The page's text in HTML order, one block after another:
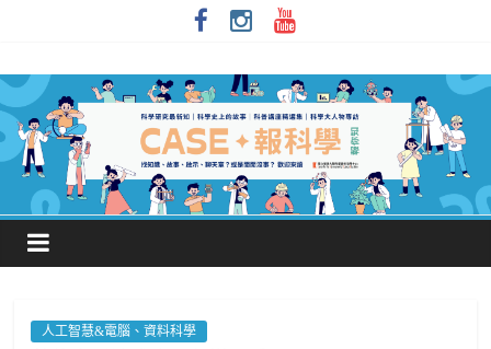
人工智慧&電腦、資料科學